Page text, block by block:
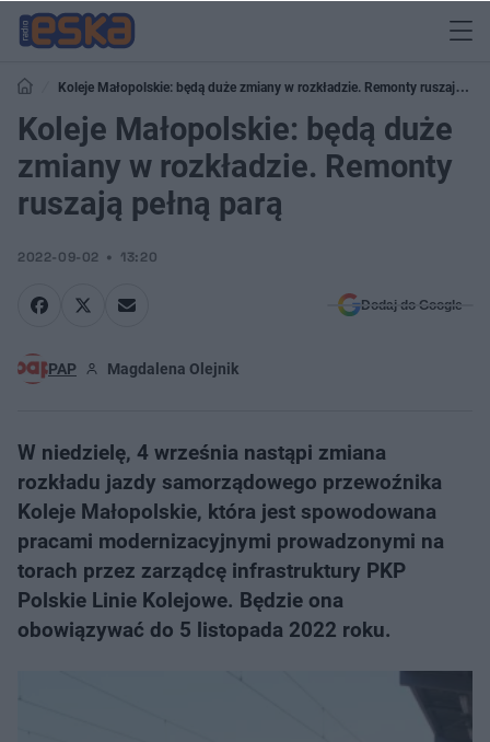
Koleje Małopolskie: będą duże zmiany w rozkładzie. Remonty ruszają
pełną parą
Koleje Małopolskie: będą duże
zmiany w rozkładzie. Remonty
ruszają pełną parą
2022-09-02 13:20
Dodaj do Google
PAP Magdalena Olejnik
W niedzielę, 4 września nastąpi zmiana
rozkładu jazdy samorządowego przewoźnika
Koleje Małopolskie, która jest spowodowana
pracami modernizacyjnymi prowadzonymi na
torach przez zarządcę infrastruktury PKP
Polskie Linie Kolejowe. Będzie ona
obowiązywać do 5 listopada 2022 roku.